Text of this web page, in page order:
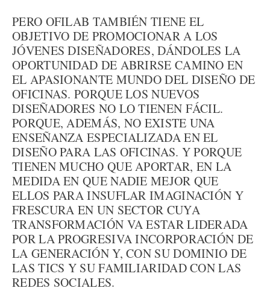
PERO OFILAB TAMBIÉN TIENE EL
OBJETIVO DE PROMOCIONAR A LOS
JÓVENES DISEÑADORES, DÁNDOLES LA
OPORTUNIDAD DE ABRIRSE CAMINO EN
EL APASIONANTE MUNDO DEL DISEÑO DE
OFICINAS. PORQUE LOS NUEVOS
DISEÑADORES NO LO TIENEN FÁCIL.
PORQUE, ADEMÁS, NO EXISTE UNA
ENSEÑANZA ESPECIALIZADA EN EL
DISEÑO PARA LAS OFICINAS. Y PORQUE
TIENEN MUCHO QUE APORTAR, EN LA
MEDIDA EN QUE NADIE MEJOR QUE
ELLOS PARA INSUFLAR IMAGINACIÓN Y
FRESCURA EN UN SECTOR CUYA
TRANSFORMACIÓN VA ESTAR LIDERADA
POR LA PROGRESIVA INCORPORACIÓN DE
LA GENERACIÓN Y, CON SU DOMINIO DE
LAS TICS Y SU FAMILIARIDAD CON LAS
REDES SOCIALES.